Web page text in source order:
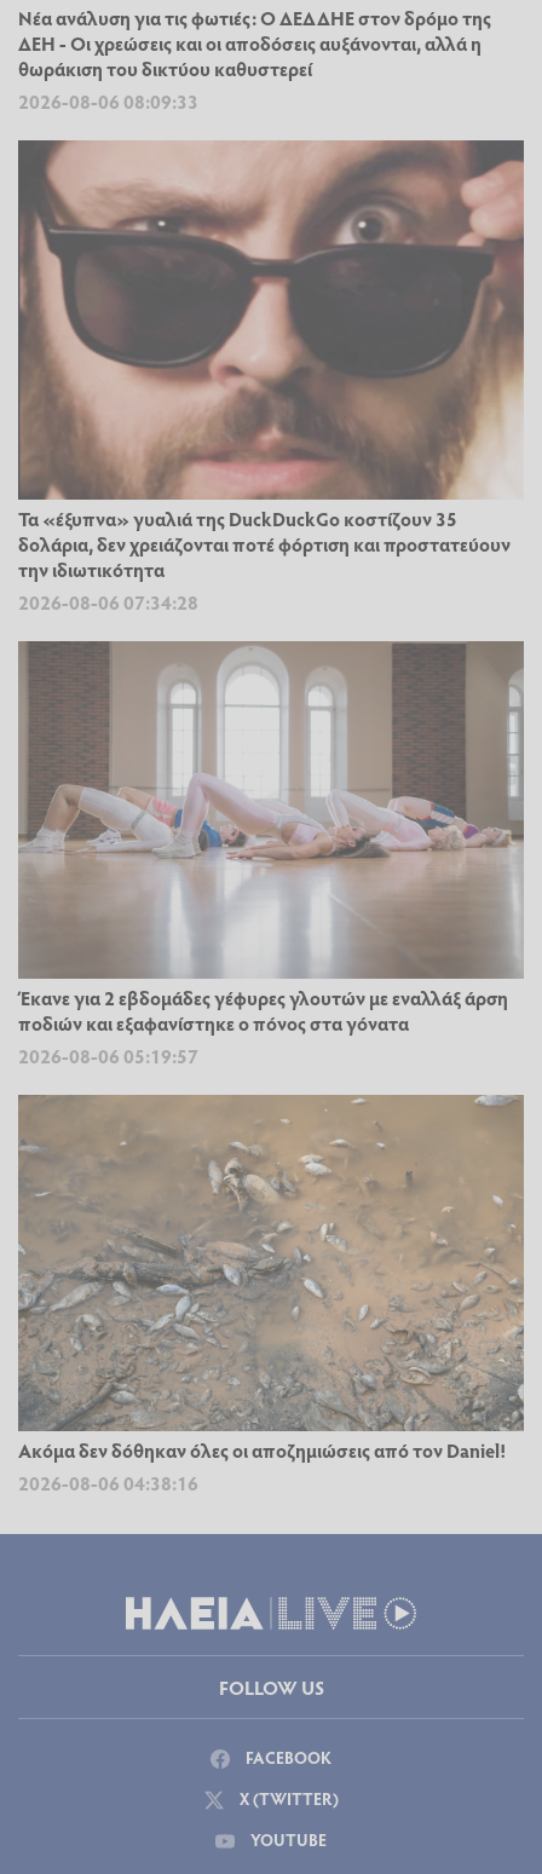
Νέα ανάλυση για τις φωτιές: Ο ΔΕΔΔΗΕ στον δρόμο της
ΔΕΗ - Οι χρεώσεις και οι αποδόσεις αυξάνονται, αλλά η
θωράκιση του δικτύου καθυστερεί
2026-08-06 08:09:33
Τα «έξυπνα» γυαλιά της DuckDuckGo κοστίζουν 35
δολάρια, δεν χρειάζονται ποτέ φόρτιση και προστατεύουν
την ιδιωτικότητα
2026-08-06 07:34:28
Έκανε για 2 εβδομάδες γέφυρες γλουτών με εναλλάξ άρση
ποδιών και εξαφανίστηκε ο πόνος στα γόνατα
2026-08-06 05:19:57
Ακόμα δεν δόθηκαν όλες οι αποζημιώσεις από τον Daniel!
2026-08-06 04:38:16
FOLLOW US
FACEBOOK
X (TWITTER)
YOUTUBE